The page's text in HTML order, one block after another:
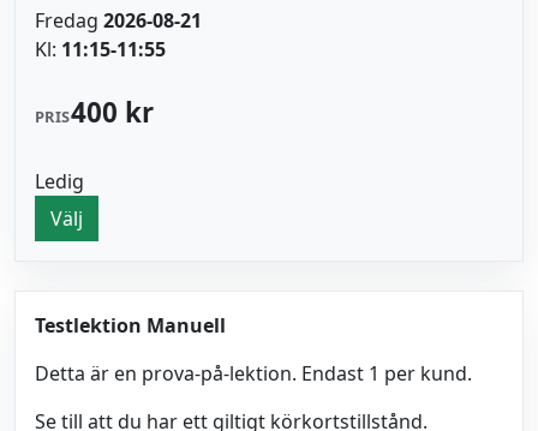
Fredag 2026-08-21
Kl: 11:15-11:55
PRIS400 kr
Ledig
Välj
Testlektion Manuell
Detta är en prova-på-lektion. Endast 1 per kund.
Se till att du har ett giltigt körkortstillstånd.